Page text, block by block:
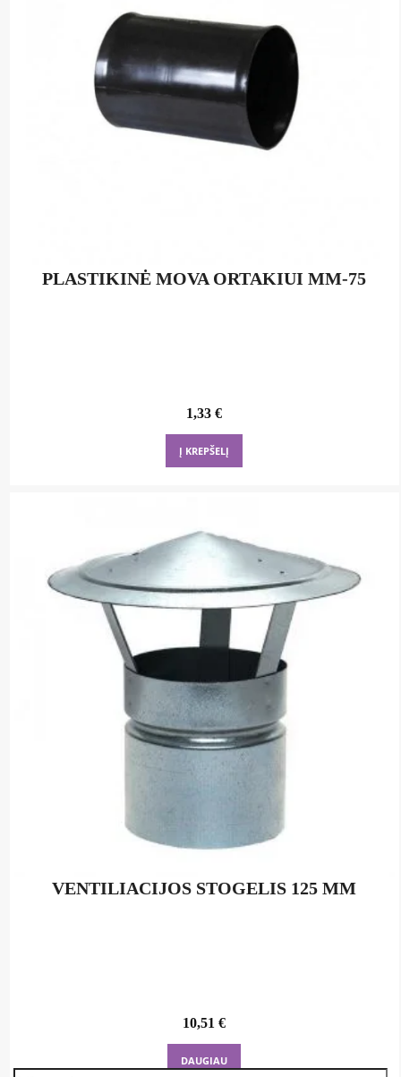
chosen
product
page
PLASTIKINĖ MOVA ORTAKIUI MM-75
1,33€
Į KREPŠELĮ
VENTILIACIJOS STOGELIS 125 MM
10,51€
DAUGIAU